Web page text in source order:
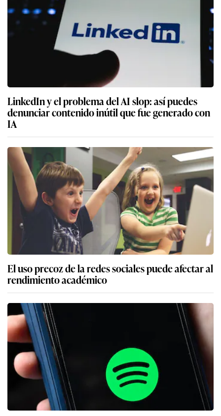
LinkedIn y el problema del AI slop: así puedes
denunciar contenido inútil que fue generado con
IA
El uso precoz de la redes sociales puede afectar al
rendimiento académico